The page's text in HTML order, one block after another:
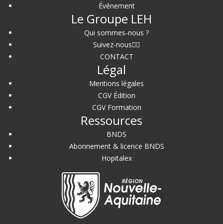
Événement
Le Groupe LEH
Qui sommes-nous ?
Suivez-nous
CONTACT
Légal
Mentions légales
CGV Édition
CGV Formation
Ressources
BNDS
Abonnement & licence BNDS
Hopitalex